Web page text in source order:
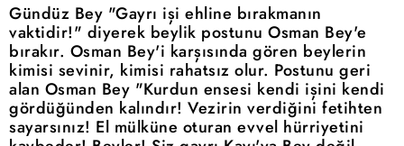
Gündüz Bey "Gayrı işi ehline bırakmanın
vaktidir!" diyerek beylik postunu Osman Bey'e
bırakır. Osman Bey'i karşısında gören beylerin
kimisi sevinir, kimisi rahatsız olur. Postunu geri
alan Osman Bey "Kurdun ensesi kendi işini kendi
gördüğünden kalındır! Vezirin verdiğini fetihten
sayarsınız! El mülküne oturan evvel hürriyetini